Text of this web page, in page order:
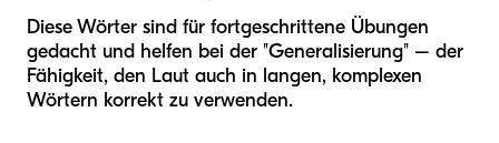
Diese Wörter sind für fortgeschrittene Übungen
gedacht und helfen bei der "Generalisierung" – der
Fähigkeit, den Laut auch in langen, komplexen
Wörtern korrekt zu verwenden.